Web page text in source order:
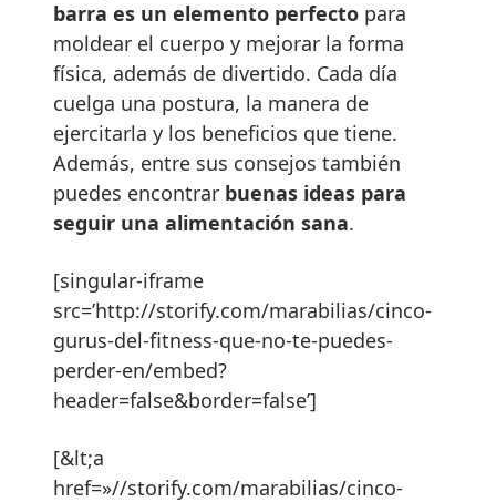
barra es un elemento perfecto para
moldear el cuerpo y mejorar la forma
física, además de divertido. Cada día
cuelga una postura, la manera de
ejercitarla y los beneficios que tiene.
Además, entre sus consejos también
puedes encontrar buenas ideas para
seguir una alimentación sana.
[singular-iframe
src=’http://storify.com/marabilias/cinco-
gurus-del-fitness-que-no-te-puedes-
perder-en/embed?
header=false&border=false’]
[&lt;a
href=»//storify.com/marabilias/cinco-